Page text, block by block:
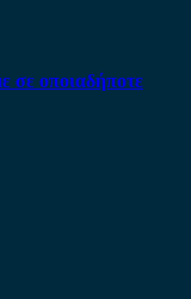
σε οποιαδήποτε